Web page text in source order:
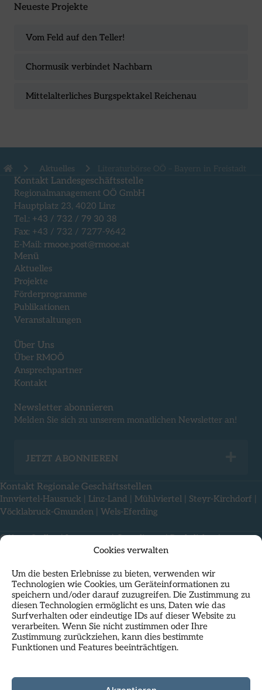
Cookies verwalten
Um die besten Erlebnisse zu bieten, verwenden wir
Technologien wie Cookies, um Geräteinformationen zu
speichern und/oder darauf zuzugreifen. Die Zustimmung zu
diesen Technologien ermöglicht es uns, Daten wie das
Surfverhalten oder eindeutige IDs auf dieser Website zu
verarbeiten. Wenn Sie nicht zustimmen oder Ihre
Zustimmung zurückziehen, kann dies bestimmte
Funktionen und Features beeinträchtigen.
Neueste Projekte
Vom Feld auf den Teller!
Chormusik verbindet Nachbarn
Mittelalterliches Burgspektakel Reichenau
Aktuelles Literaturbörse OÖ – Bayern in Freistadt
Kontakt Landesgeschäftsstelle
Regionalmanagement OÖ GmbH
Hauptplatz 23, 4020 Linz
Tel.: +43 / 732 / 79 30 38
Fax: +43 / 732 / 7277-9642
E-Mail: rmooe.post@rmooe.at
Menü
Aktuelles
Projekte
Förderprogramme
Publikationen
Veranstaltungen
Über Uns
Über RMOÖ
Ansprechpartner
Kontakt
Newsletter abonnieren
Melden Sie sich zu unserem monatlichen Newsletter an!
JETZT ABONNIEREN
Kontakt Regionale Geschäftsstellen
Innviertel-Hausruck Linz-Land Mühlviertel Steyr-Kirchdorf
Vöcklabruck-Gmunden
Wels-Eferding
Offene Stellen|Impressum|Compliance|Rechtliches|
Nutzungsbedingungen & Datenschutz
Als Standortpartner imHP23residiert das Regionalmanagement
Hauptplatz in Linz und nutzt die inspirierende Atmosphäre dieses